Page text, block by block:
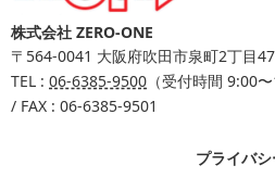
株式会社 ZERO-ONE
〒564-0041 大阪府吹田市泉町2丁目
TEL : 06-6385-9500 （受付時間 9:00〜
/ FAX : 06-6385-9501
プライバ